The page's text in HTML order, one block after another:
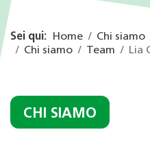
Sei qui: Home Chi siamo
Chi siamo
Team Lia
CHI SIAMO